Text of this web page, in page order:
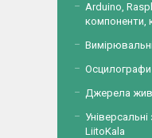
Arduino,
компоненти,
Осцилографи
Джерела
LiitoKala